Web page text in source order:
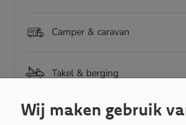
Camper & caravan
Takel & berging
Wij maken gebruik